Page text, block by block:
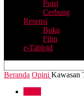
Puisi
Cerbung
Resensi
Buku
Film
e-Tabloid
Beranda Opini Kawasan